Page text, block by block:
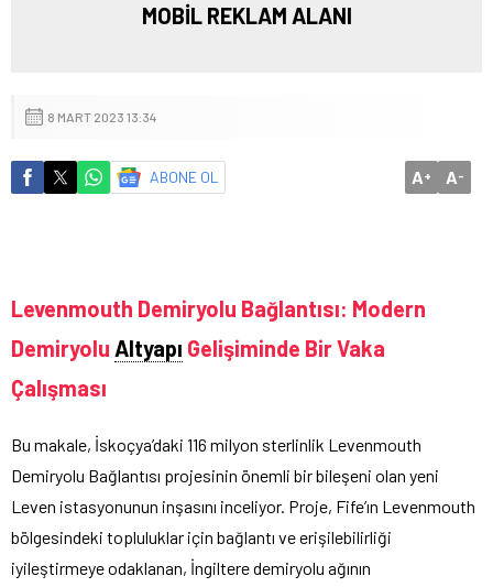
MOBİL REKLAM ALANI
8 MART 2023 13:34
ABONE OL A+ A-
Levenmouth Demiryolu Bağlantısı: Modern
Demiryolu Altyapı Gelişiminde Bir Vaka
Çalışması
Bu makale, İskoçya’daki 116 milyon sterlinlik Levenmouth
Demiryolu Bağlantısı projesinin önemli bir bileşeni olan yeni
Leven istasyonunun inşasını inceliyor. Proje, Fife’ın Levenmouth
bölgesindeki topluluklar için bağlantı ve erişilebilirliği
iyileştirmeye odaklanan, İngiltere demiryolu ağının